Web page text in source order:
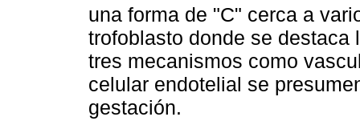
una forma de "C" cerca a
trofoblasto donde se
tres mecanismos como
celular endotelial se
gestación.